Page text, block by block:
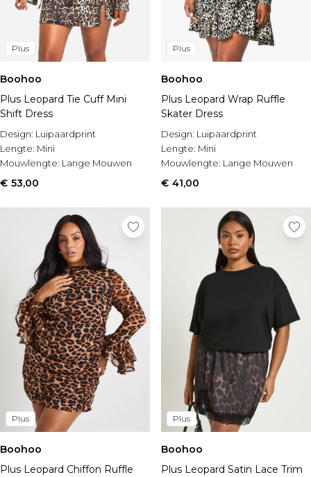
Plus
Boohoo
Plus Leopard Tie Cuff Mini
Shift Dress
Design: Luipaardprint
Lengte: Mini
Mouwlengte: Lange Mouwen
€ 53,00
Plus
Boohoo
Plus Leopard Wrap Ruffle
Skater Dress
Design: Luipaardprint
Lengte: Mini
Mouwlengte: Lange Mouwen
€ 41,00
Plus
Boohoo
Plus Leopard Chiffon Ruffle
Plus
Boohoo
Plus Leopard Satin Lace Trim